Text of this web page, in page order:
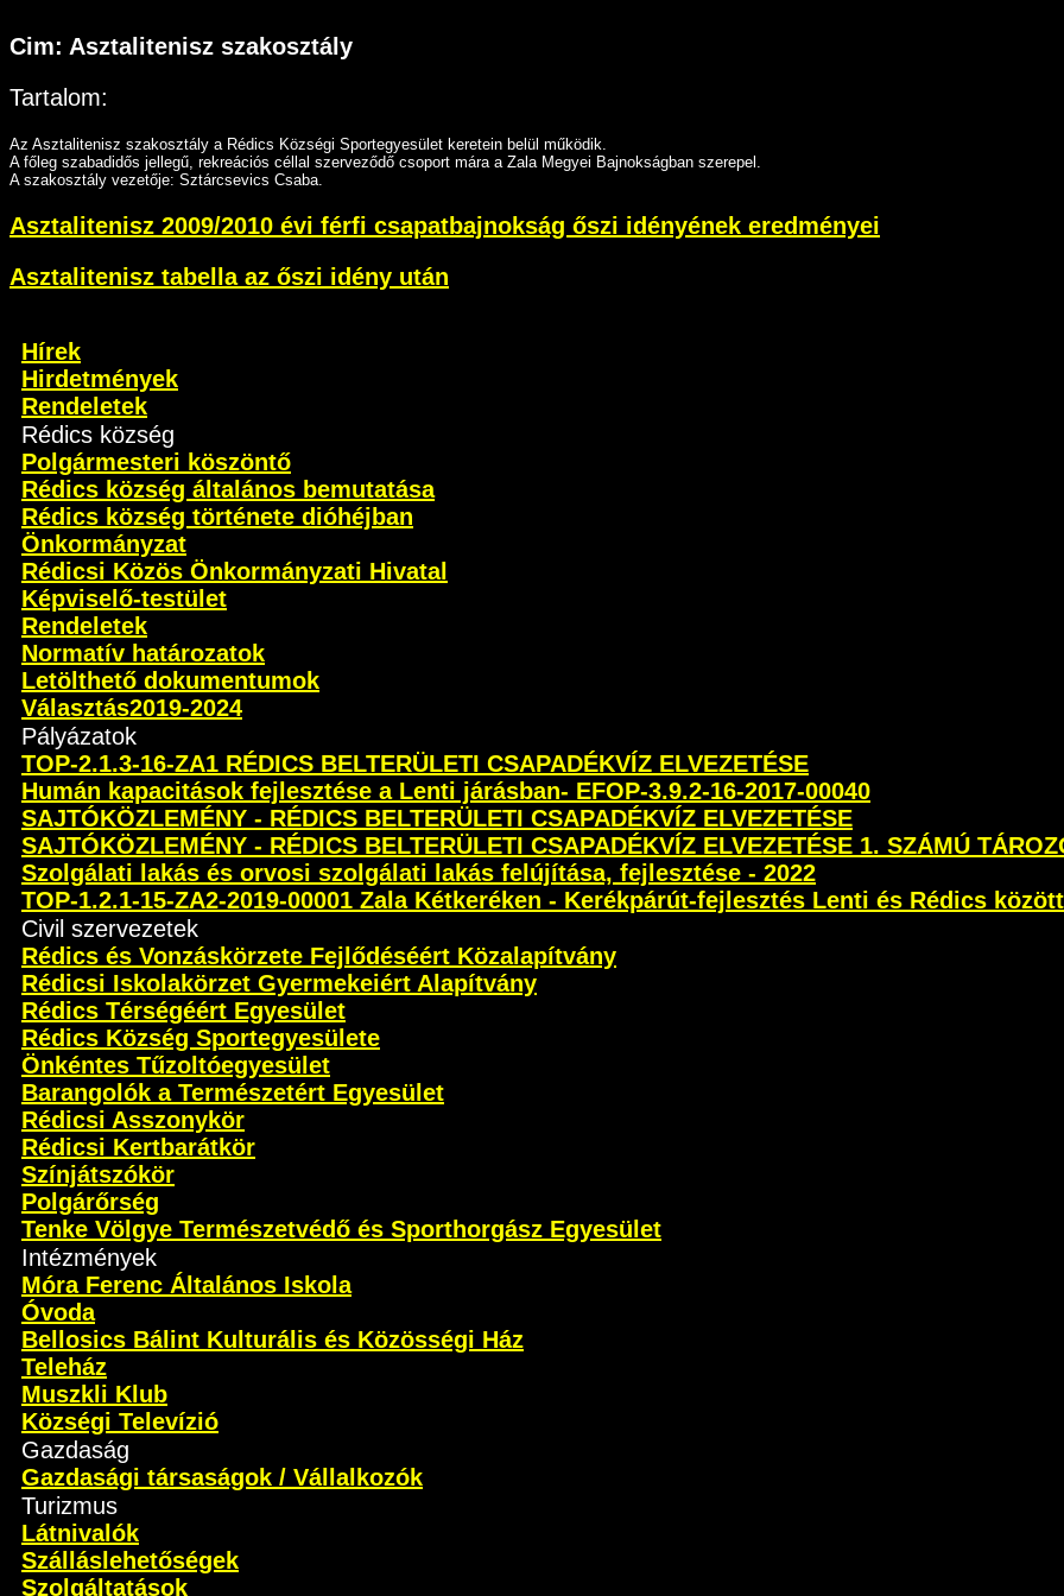
Cim: Asztalitenisz szakosztály
Tartalom:
Az Asztalitenisz szakosztály a Rédics Községi Sportegyesület keretein belül működik.
A főleg szabadidős jellegű, rekreációs céllal szerveződő csoport mára a Zala Megyei Bajnokságban szerepel.
A szakosztály vezetője: Sztárcsevics Csaba.
Asztalitenisz 2009/2010 évi férfi csapatbajnokság őszi idényének eredményei
Asztalitenisz tabella az őszi idény után
Hírek
Hirdetmények
Rendeletek
Rédics község
Polgármesteri köszöntő
Rédics község általános bemutatása
Rédics község története dióhéjban
Önkormányzat
Rédicsi Közös Önkormányzati Hivatal
Képviselő-testület
Rendeletek
Normatív határozatok
Letölthető dokumentumok
Választás2019-2024
Pályázatok
TOP-2.1.3-16-ZA1 RÉDICS BELTERÜLETI CSAPADÉKVÍZ ELVEZETÉSE
Humán kapacitások fejlesztése a Lenti járásban- EFOP-3.9.2-16-2017-00040
SAJTÓKÖZLEMÉNY - RÉDICS BELTERÜLETI CSAPADÉKVÍZ ELVEZETÉSE
SAJTÓKÖZLEMÉNY - RÉDICS BELTERÜLETI CSAPADÉKVÍZ ELVEZETÉSE 1. SZÁMÚ
Szolgálati lakás és orvosi szolgálati lakás felújítása, fejlesztése - 2022
TOP-1.2.1-15-ZA2-2019-00001 Zala Kétkeréken - Kerékpárút-fejlesztés Lenti és Rédics között
Civil szervezetek
Rédics és Vonzáskörzete Fejlődéséért Közalapítvány
Rédicsi Iskolakörzet Gyermekeiért Alapítvány
Rédics Térségéért Egyesület
Rédics Község Sportegyesülete
Önkéntes Tűzoltóegyesület
Barangolók a Természetért Egyesület
Rédicsi Asszonykör
Rédicsi Kertbarátkör
Színjátszókör
Polgárőrség
Tenke Völgye Természetvédő és Sporthorgász Egyesület
Intézmények
Móra Ferenc Általános Iskola
Óvoda
Bellosics Bálint Kulturális és Közösségi Ház
Teleház
Muszkli Klub
Községi Televízió
Gazdaság
Gazdasági társaságok / Vállalkozók
Turizmus
Látnivalók
Szálláslehetőségek
Szolgáltatások